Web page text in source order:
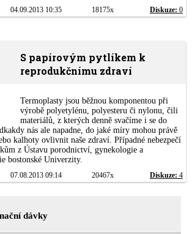
04.09.2013 10:35 18175x Diskuze: 0
S papírovým pytlíkem k
reprodukčnímu zdraví
Termoplasty jsou běžnou komponentou při
výrobě polyetylénu, polyesteru či nylonu, čili
materiálů, z kterých denně svačíme i se do
nás ale napadne, do jaké míry mohou právě
kalhoty ovlivnit naše zdraví. Případné nebezpečí
z Ústavu porodnictví, gynekologie a
bostonské Univerzity.
07.08.2013 09:14 20467x Diskuze: 4
dávky